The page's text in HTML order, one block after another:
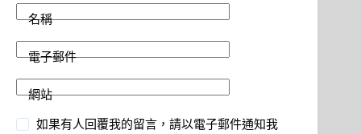
名稱
電子郵件
網站
如果有人回覆我的留言，請以電子郵件通知我